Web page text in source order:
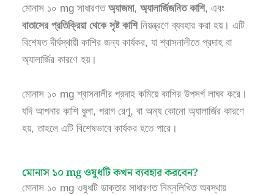
মোনাস ১০ mg সাধারণতঅ্যাজমা,অ্যালার্জিজনিত কাশি, এবং
বাতাসের প্রতিক্রিয়া থেকে সৃষ্ট কাশিনিয়ন্ত্রণে ব্যবহার করা হয়। এটি
বিশেষত দীর্ঘস্থায়ী কাশির জন্য কার্যকর, যা শ্বাসনালীতে প্রদাহ বা
অ্যালার্জির কারণে হয়।
মোনাস ১০ mg শ্বাসনালীর প্রদাহ কমিয়ে কাশির উপসর্গ লাঘব করে।
যদি আপনার কাশি ধুলা, পরাগ রেণু, বা অন্য কোনো অ্যালার্জির কারণে
হয়, তাহলে এটি বিশেষভাবে কার্যকর হতে পারে।
মোনাস ১০ mg ওষুধটি কখন ব্যবহার করবেন?
মোনাস ১০ mg ওষুধটি ডাক্তার সাধারণত নিম্নলিখিত অবস্থায়